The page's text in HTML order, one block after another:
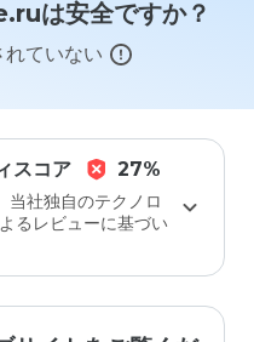
は安全ですか？
ていない
スコア 27%
当社独自のテクノロ
るレビューに基づい